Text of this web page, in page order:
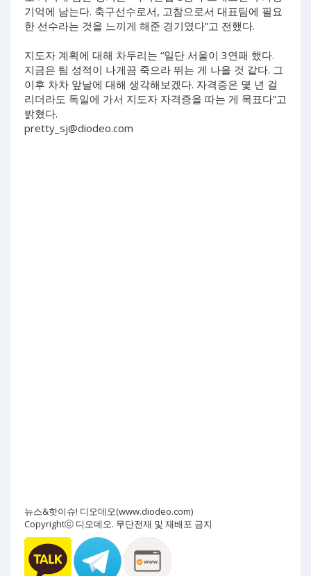
기억에 남는다. 축구선수로서, 고참으로서 대표팀에 필요
한 선수라는 것을 느끼게 해준 경기였다”고 전했다.
지도자 계획에 대해 차두리는 “일단 서울이 3연패 했다.
지금은 팀 성적이 나게끔 죽으라 뛰는 게 나을 것 같다. 그
이후 차차 앞날에 대해 생각해보겠다. 자격증은 몇 년 걸
리더라도 독일에 가서 지도자 자격증을 따는 게 목표다”고
밝혔다.
pretty_sj@diodeo.com
뉴스&핫이슈! 디오데오(www.diodeo.com)
Copyrightⓒ 디오데오. 무단전재 및 재배포 금지